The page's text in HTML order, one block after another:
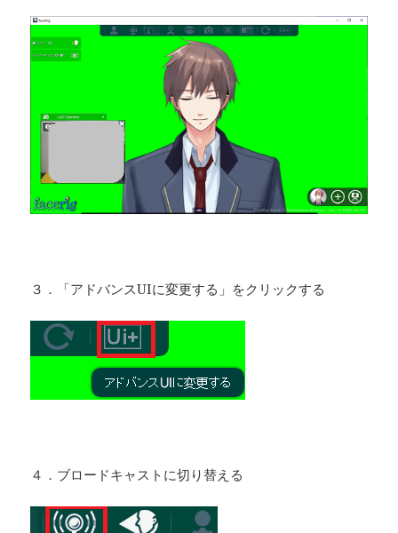
３．「アドバンスUIに変更する」をクリックする
４．ブロードキャストに切り替える